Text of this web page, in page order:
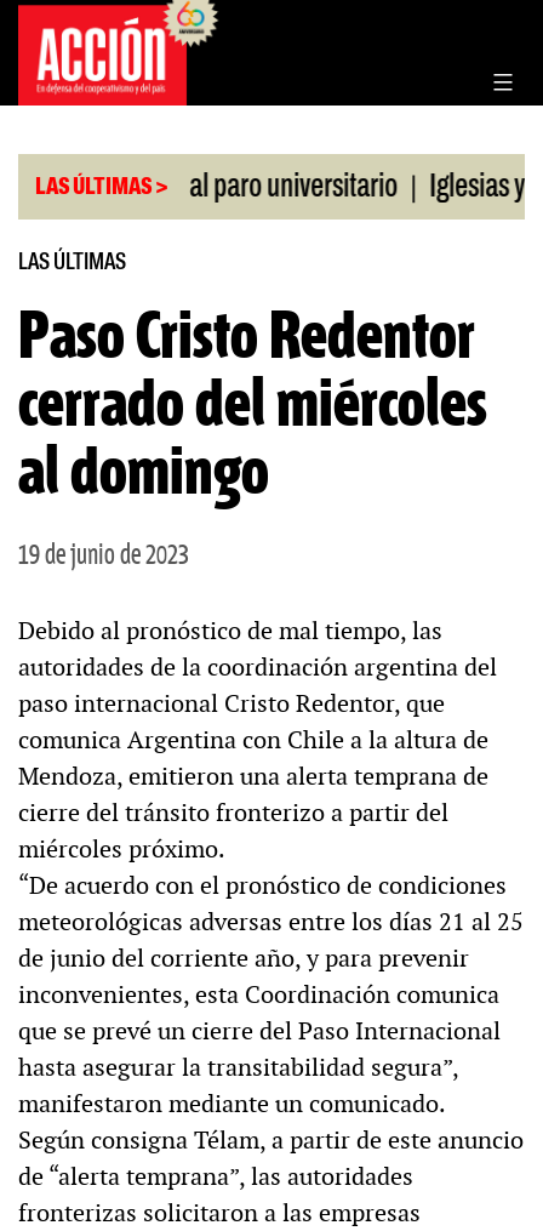
Saltar
contenido
LAS ÚLTIMAS >
de la CGT al paro universitario | Iglesias y
LAS ÚLTIMAS
Paso Cristo Redentor
cerrado del miércoles
al domingo
19 de junio de 2023
Debido al pronóstico de mal tiempo, las
autoridades de la coordinación argentina del
paso internacional Cristo Redentor, que
comunica Argentina con Chile a la altura de
Mendoza, emitieron una alerta temprana de
cierre del tránsito fronterizo a partir del
miércoles próximo.
“De acuerdo con el pronóstico de condiciones
meteorológicas adversas entre los días 21 al 25
de junio del corriente año, y para prevenir
inconvenientes, esta Coordinación comunica
que se prevé un cierre del Paso Internacional
hasta asegurar la transitabilidad segura”,
manifestaron mediante un comunicado.
Según consigna Télam, a partir de este anuncio
de “alerta temprana”, las autoridades
fronterizas solicitaron a las empresas